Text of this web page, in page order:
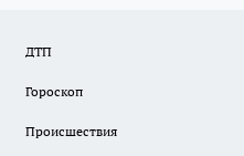
ДТП
Гороскоп
Происшествия